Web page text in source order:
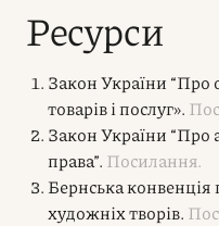
Ресурси
Закон України “Про
товарів і послуг».
Закон України “Про
права”. Посилання.
Бернська конвенція
художніх творів.